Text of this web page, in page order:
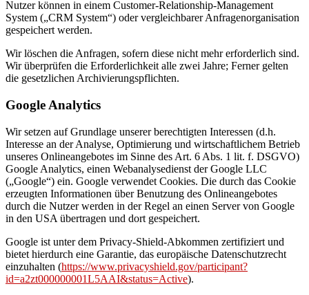
Nutzer können in einem Customer-Relationship-Management
System („CRM System“) oder vergleichbarer Anfragenorganisation
gespeichert werden.
Wir löschen die Anfragen, sofern diese nicht mehr erforderlich sind.
Wir überprüfen die Erforderlichkeit alle zwei Jahre; Ferner gelten
die gesetzlichen Archivierungspflichten.
Google Analytics
Wir setzen auf Grundlage unserer berechtigten Interessen (d.h.
Interesse an der Analyse, Optimierung und wirtschaftlichem Betrieb
unseres Onlineangebotes im Sinne des Art. 6 Abs. 1 lit. f. DSGVO)
Google Analytics, einen Webanalysedienst der Google LLC
(„Google“) ein. Google verwendet Cookies. Die durch das Cookie
erzeugten Informationen über Benutzung des Onlineangebotes
durch die Nutzer werden in der Regel an einen Server von Google
in den USA übertragen und dort gespeichert.
Google ist unter dem Privacy-Shield-Abkommen zertifiziert und
bietet hierdurch eine Garantie, das europäische Datenschutzrecht
einzuhalten (https://www.privacyshield.gov/participant?
id=a2zt000000001L5AAI&status=Active).